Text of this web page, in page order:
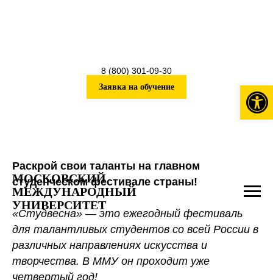
МОСКОВСКИЙ
МЕЖДУНАРОДНЫЙ
УНИВЕРСИТЕТ
8 (800) 301-09-30
Заявка на обучение
Раскрой свои таланты на главном
студенческом фестивале страны!
«Студвесна» — это ежегодный фестиваль
для талантливых студентов со всей России в
различных направлениях искусства и
творчества. В ММУ он проходит уже
четвертый год!